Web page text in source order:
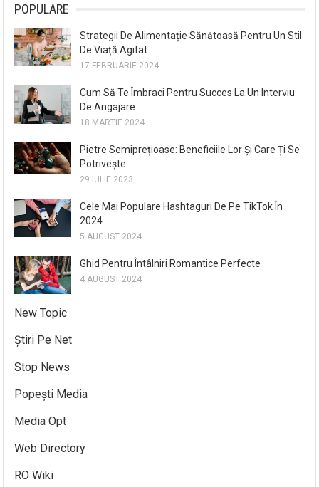
POPULARE
Strategii De Alimentație Sănătoasă Pentru Un Stil
De Viață Agitat
17 FEBRUARIE 2024
Cum Să Te Îmbraci Pentru Succes La Un Interviu
De Angajare
18 MARTIE 2024
Pietre Semiprețioase: Beneficiile Lor Și Care Ți Se
Potrivește
29 IULIE 2023
Cele Mai Populare Hashtaguri De Pe TikTok În
2024
5 AUGUST 2024
Ghid Pentru Întâlniri Romantice Perfecte
4 AUGUST 2024
New Topic
Știri Pe Net
Stop News
Popești Media
Media Opt
Web Directory
RO Wiki